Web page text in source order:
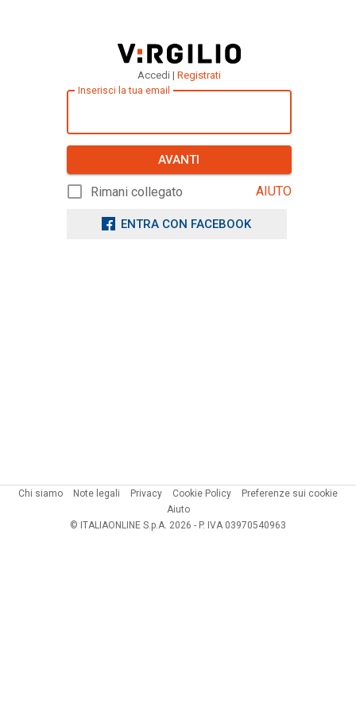
Accedi | Registrati
Inserisci la tua email
AVANTI
Rimani collegato AIUTO
ENTRA CON FACEBOOK
Chi siamo Note legali Privacy Cookie Policy
Preferenze sui cookie
Aiuto
© ITALIAONLINE S.p.A. 2026 - P. IVA 03970540963